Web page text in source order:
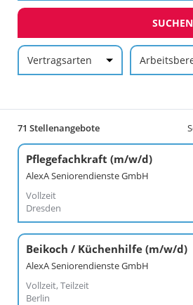
SUCHEN
Vertragsarten
71 Stellenangebote
Pflegefachkraft (m/w/d)
AlexA Seniorendienste GmbH
Vollzeit
Dresden
Beikoch / Küchenhilfe (m/w/d)
AlexA Seniorendienste GmbH
Vollzeit, Teilzeit
Berlin